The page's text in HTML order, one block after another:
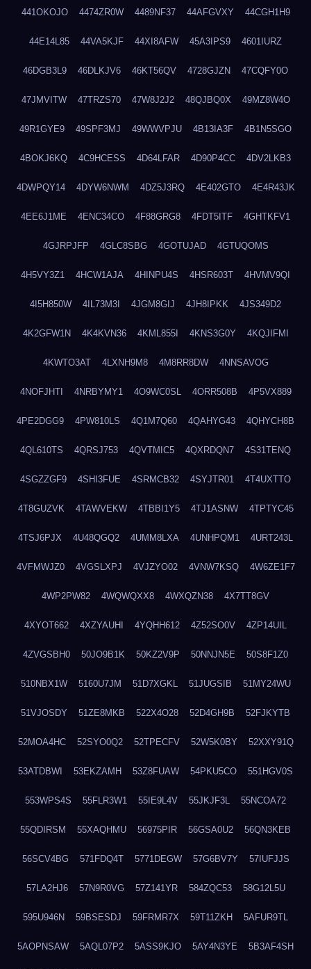
441OKOJO 4474ZR0W 4489NF37 44AFGVXY 44CGH1H9
44E14L85 44VA5KJF 44XI8AFW 45A3IPS9 4601IURZ
46DGB3L9 46DLKJV6 46KT56QV 4728GJZN 47CQFY0O
47JMVITW 47TRZS70 47W8J2J2 48QJBQ0X 49MZ8W4O
49R1GYE9 49SPF3MJ 49WWVPJU 4B13IA3F 4B1N5SGO
4BOKJ6KQ 4C9HCESS 4D64LFAR 4D90P4CC 4DV2LKB3
4DWPQY14 4DYW6NWM 4DZ5J3RQ 4E402GTO 4E4R43JK
4EE6J1ME 4ENC34CO 4F88GRG8 4FDT5ITF 4GHTKFV1
4GJRPJFP 4GLC8SBG 4GOTUJAD 4GTUQOMS
4H5VY3Z1 4HCW1AJA 4HINPU4S 4HSR603T 4HVMV9QI
4I5H850W 4IL73M3I 4JGM8GIJ 4JH8IPKK 4JS349D2
4K2GFW1N 4K4KVN36 4KML855I 4KNS3G0Y 4KQJIFMI
4KWTO3AT 4LXNH9M8 4M8RR8DW 4NNSAVOG
4NOFJHTI 4NRBYMY1 4O9WC0SL 4ORR508B 4P5VX889
4PE2DGG9 4PW810LS 4Q1M7Q60 4QAHYG43 4QHYCH8B
4QL610TS 4QRSJ753 4QVTMIC5 4QXRDQN7 4S31TENQ
4SGZZGF9 4SHI3FUE 4SRMCB32 4SYJTR01 4T4UXTTO
4T8GUZVK 4TAWVEKW 4TBBI1Y5 4TJ1ASNW 4TPTYC45
4TSJ6PJX 4U48QGQ2 4UMM8LXA 4UNHPQM1 4URT243L
4VFMWJZ0 4VGSLXPJ 4VJZYO02 4VNW7KSQ 4W6ZE1F7
4WP2PW82 4WQWQXX8 4WXQZN38 4X7TT8GV
4XYOT662 4XZYAUHI 4YQHH612 4Z52SO0V 4ZP14UIL
4ZVGSBH0 50JO9B1K 50KZ2V9P 50NNJN5E 50S8F1Z0
510NBX1W 5160U7JM 51D7XGKL 51JUGSIB 51MY24WU
51VJOSDY 51ZE8MKB 522X4O28 52D4GH9B 52FJKYTB
52MOA4HC 52SYO0Q2 52TPECFV 52W5K0BY 52XXY91Q
53ATDBWI 53EKZAMH 53Z8FUAW 54PKU5CO 551HGV0S
553WPS4S 55FLR3W1 55IE9L4V 55JKJF3L 55NCOA72
55QDIRSM 55XAQHMU 56975PIR 56GSA0U2 56QN3KEB
56SCV4BG 571FDQ4T 5771DEGW 57G6BV7Y 57IUFJJS
57LA2HJ6 57N9R0VG 57Z141YR 584ZQC53 58G12L5U
595U946N 59BSESDJ 59FRMR7X 59T11ZKH 5AFUR9TL
5AOPNSAW 5AQL07P2 5ASS9KJO 5AY4N3YE 5B3AF4SH